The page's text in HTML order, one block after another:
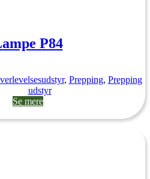
P84
, Prepping, Prepping
udstyr
Se mere